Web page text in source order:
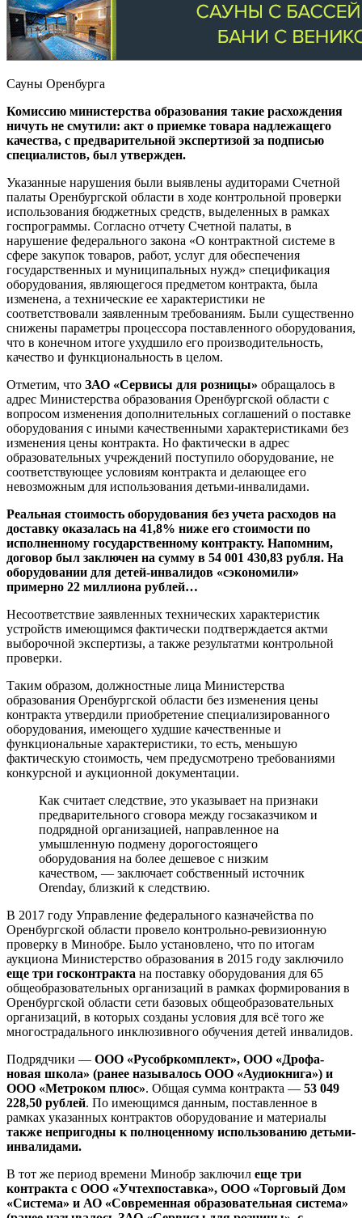
Сауны Оренбурга
Комиссию министерства образования такие расхождения
ничуть не смутили: акт о приемке товара надлежащего
качества, с предварительной экспертизой за подписью
специалистов, был утвержден.
Указанные нарушения были выявлены аудиторами Счетной
палаты Оренбургской области в ходе контрольной проверки
использования бюджетных средств, выделенных в рамках
госпрограммы. Согласно отчету Счетной палаты, в
нарушение федерального закона «О контрактной системе в
сфере закупок товаров, работ, услуг для обеспечения
государственных и муниципальных нужд» спецификация
оборудования, являющегося предметом контракта, была
изменена, а технические ее характеристики не
соответствовали заявленным требованиям. Были существенно
снижены параметры процессора поставленного оборудования,
что в конечном итоге ухудшило его производительность,
качество и функциональность в целом.
Отметим, что ЗАО «Сервисы для розницы» обращалось в
адрес Министерства образования Оренбургской области с
вопросом изменения дополнительных соглашений о поставке
оборудования с иными качественными характеристиками без
изменения цены контракта. Но фактически в адрес
образовательных учреждений поступило оборудование, не
соответствующее условиям контракта и делающее его
невозможным для использования детьми-инвалидами.
Реальная стоимость оборудования без учета расходов на
доставку оказалась на 41,8% ниже его стоимости по
исполненному государственному контракту. Напомним,
договор был заключен на сумму в 54 001 430,83 рубля. На
оборудовании для детей-инвалидов «сэкономили»
примерно 22 миллиона рублей…
Несоответствие заявленных технических характеристик
устройств имеющимся фактически подтверждается актми
выборочной экспертизы, а также результатми контрольной
проверки.
Таким образом, должностные лица Министерства
образования Оренбургской области без изменения цены
контракта утвердили приобретение специализированного
оборудования, имеющего худшие качественные и
функциональные характеристики, то есть, меньшую
фактическую стоимость, чем предусмотрено требованиями
конкурсной и аукционной документации.
Как считает следствие, это указывает на признаки
предварительного сговора между госзаказчиком и
подрядной организацией, направленное на
умышленную подмену дорогостоящего
оборудования на более дешевое с низким
качеством, — заключает собственный источник
Orenday, близкий к следствию.
В 2017 году Управление федерального казначейства по
Оренбургской области провело контрольно-ревизионную
проверку в Минобре. Было установлено, что по итогам
аукциона Министерство образования в 2015 году заключило
еще три госконтракта на поставку оборудования для 65
общеобразовательных организаций в рамках формирования в
Оренбургской области сети базовых общеобразовательных
организаций, в которых созданы условия для всё того же
многострадального инклюзивного обучения детей инвалидов.
Подрядчики — ООО «Русобркомплект», ООО «Дрофа-
новая школа» (ранее называлось ООО «Аудиокнига») и
ООО «Метроком плюс». Общая сумма контракта — 53 049
228,50 рублей. По имеющимся данным, поставленное в
рамках указанных контрактов оборудование и материалы
также непригодны к полноценному использованию детьми-
инвалидами.
В тот же период времени Минобр заключил еще три
контракта с ООО «Учтехпоставка», ООО «Торговый Дом
«Система» и АО «Современная образовательная система»